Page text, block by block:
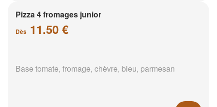
Pizza 4 fromages junior
Dès 11.50 €
Base tomate, fromage, chèvre, bleu, parmesan